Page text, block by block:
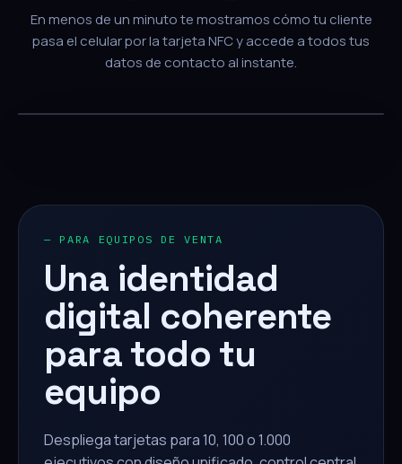
En menos de un minuto te mostramos cómo tu cliente
pasa el celular por la tarjeta NFC y accede a todos tus
datos de contacto al instante.
— PARA EQUIPOS DE VENTA
Una identidad
digital coherente
para todo tu
equipo
Despliega tarjetas para 10, 100 o 1.000